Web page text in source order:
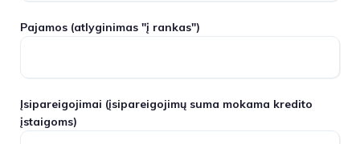
Pajamos (atlyginimas "į rankas")
Įsipareigojimai (įsipareigojimų suma mokama kredito
įstaigoms)